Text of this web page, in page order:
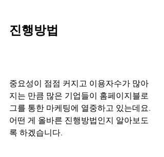
진행방법
중요성이 점점 커지고 이용자수가 많아
지는 만큼 많은 기업들이 홈페이지블로
그를 통한 마케팅에 열중하고 있는데요.
어떤 게 올바른 진행방법인지 알아보도
록 하겠습니다.